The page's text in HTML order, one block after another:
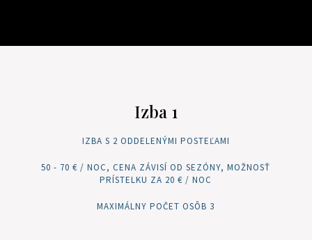
Izba 1
IZBA S 2 ODDELENÝMI POSTEĽAMI
50 - 70 € / NOC, CENA ZÁVISÍ OD SEZÓNY, MOŽNOSŤ
PRÍSTELKU ZA 20 € / NOC
MAXIMÁLNY POČET OSÔB 3